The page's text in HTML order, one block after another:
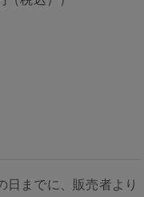
までに、販売者より